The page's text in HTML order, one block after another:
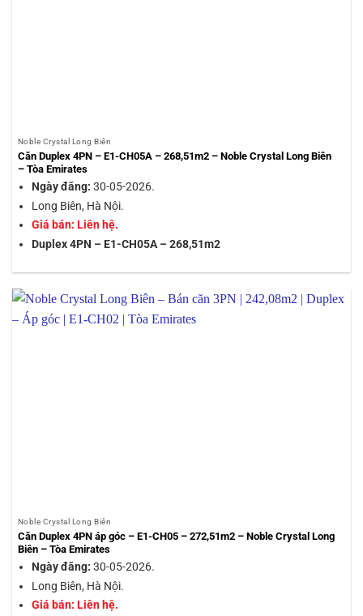
Noble Crystal Long Biên
Căn Duplex 4PN – E1-CH05A – 268,51m2 – Noble Crystal Long Biên
– Tòa Emirates
Ngày đăng: 30-05-2026.
Long Biên, Hà Nội.
Giá bán: Liên hệ.
Duplex 4PN – E1-CH05A – 268,51m2
Noble Crystal Long Biên
Căn Duplex 4PN áp góc – E1-CH05 – 272,51m2 – Noble Crystal Long
Biên – Tòa Emirates
Ngày đăng: 30-05-2026.
Long Biên, Hà Nội.
Giá bán: Liên hệ.